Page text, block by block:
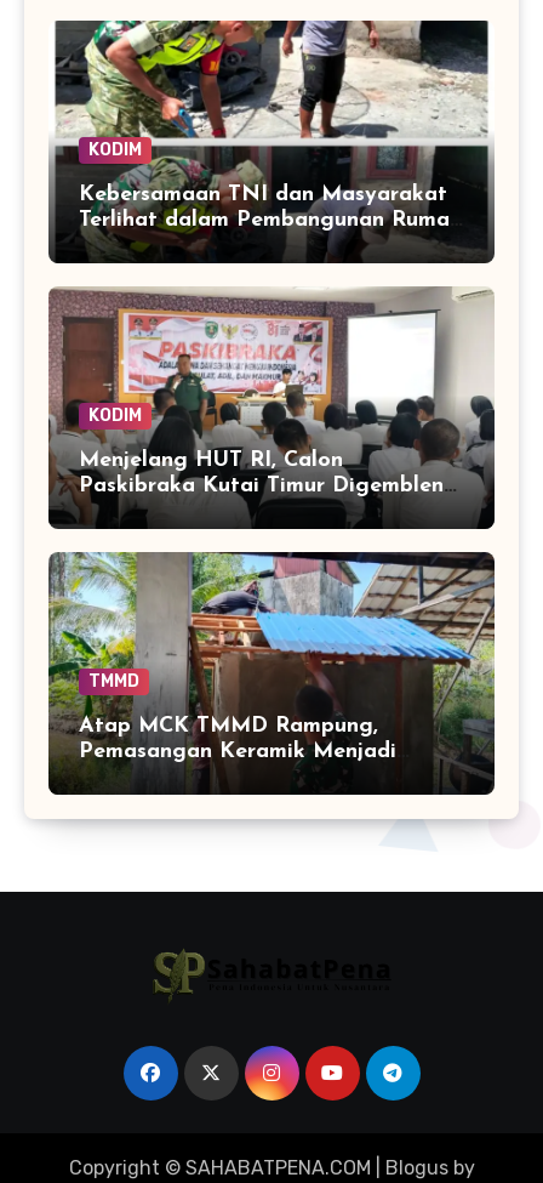
KODIM
Kebersamaan TNI dan Masyarakat
Terlihat dalam Pembangunan Rumah
di Desa Tanoh Merah
KODIM
Menjelang HUT RI, Calon
Paskibraka Kutai Timur Digembleng
Wawasan Kebangsaan oleh TNI
TMMD
Atap MCK TMMD Rampung,
Pemasangan Keramik Menjadi
Sentuhan Akhir Fasilitas Sanitasi di
Copyright © SAHABATPENA.COM Blogusby